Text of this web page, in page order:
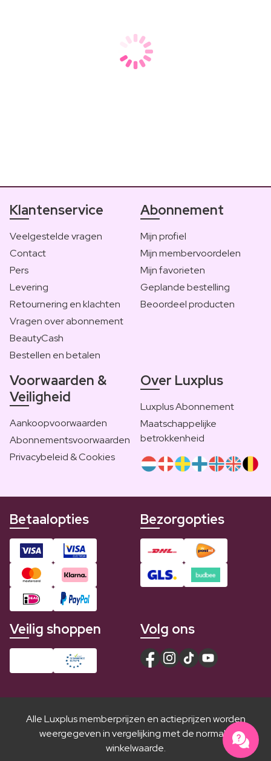
Klantenservice
Veelgestelde vragen
Contact
Pers
Levering
Retournering en klachten
Vragen over abonnement
BeautyCash
Bestellen en betalen
Abonnement
Mijn profiel
Mijn membervoordelen
Mijn favorieten
Geplande bestelling
Beoordeel producten
Voorwaarden &
Veiligheid
Aankoopvoorwaarden
Abonnementsvoorwaarden
Privacybeleid & Cookies
Over Luxplus
Luxplus Abonnement
Maatschappelijke
betrokkenheid
Betaalopties Bezorgopties
Veilig shoppen Volg ons
Alle Luxplus memberprijzen en actieprijzen worden
weergegeven in vergelijking met de normale
winkelwaarde.